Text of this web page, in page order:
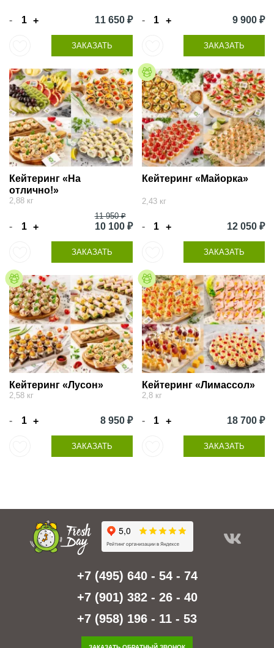
- + 11 650 ₽
ЗАКАЗАТЬ
- + 9 900 ₽
ЗАКАЗАТЬ
Кейтеринг «На
отлично!»
2,88 кг
- +
11 950 ₽
10 100 ₽
ЗАКАЗАТЬ
Кейтеринг «Майорка»
2,43 кг
- + 12 050 ₽
ЗАКАЗАТЬ
Кейтеринг «Лусон»
2,58 кг
- + 8 950 ₽
ЗАКАЗАТЬ
Кейтеринг «Лимассол»
2,8 кг
- + 18 700 ₽
ЗАКАЗАТЬ
+7 (495) 640 - 54 - 74
+7 (901) 382 - 26 - 40
+7 (958) 196 - 11 - 53